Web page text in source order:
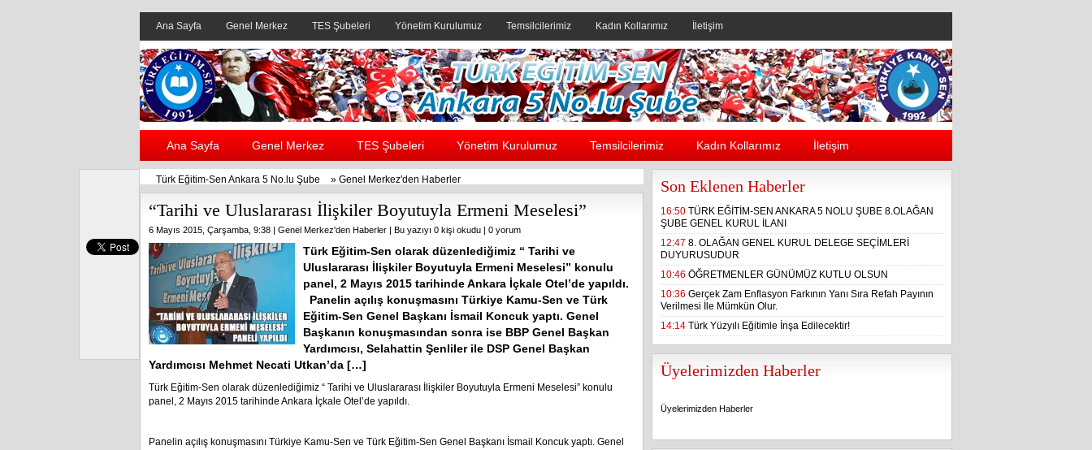
Ana Sayfa Genel Merkez TES Şubeleri Yönetim Kurulumuz Temsilcilerimiz Kadın Kollarımız İletişim
Header yanı reklam alanı
Ana Sayfa Genel Merkez TES Şubeleri Yönetim Kurulumuz Temsilcilerimiz Kadın Kollarımız İletişim
Türk Eğitim-Sen Ankara 5 No.lu Şube » Genel Merkez'den Haberler
“Tarihi ve Uluslararası İlişkiler Boyutuyla Ermeni Meselesi”
6 Mayıs 2015, Çarşamba, 9:38 | Genel Merkez'den Haberler | Bu yazıyı 0 kişi okudu | 0 yorum
Türk Eğitim-Sen olarak düzenlediğimiz “ Tarihi ve
Uluslararası İlişkiler Boyutuyla Ermeni Meselesi” konulu
panel, 2 Mayıs 2015 tarihinde Ankara İçkale Otel’de yapıldı.
Panelin açılış konuşmasını Türkiye Kamu-Sen ve Türk
Eğitim-Sen Genel Başkanı İsmail Koncuk yaptı. Genel
Başkanın konuşmasından sonra ise BBP Genel Başkan
Yardımcısı, Selahattin Şenliler ile DSP Genel Başkan
Yardımcısı Mehmet Necati Utkan’da […]
Türk Eğitim-Sen olarak düzenlediğimiz “ Tarihi ve Uluslararası İlişkiler Boyutuyla Ermeni Meselesi” konulu
panel, 2 Mayıs 2015 tarihinde Ankara İçkale Otel’de yapıldı.
Panelin açılış konuşmasını Türkiye Kamu-Sen ve Türk Eğitim-Sen Genel Başkanı İsmail Koncuk yaptı. Genel
Son Eklenen Haberler
16:50 TÜRK EĞİTİM-SEN ANKARA 5 NOLU ŞUBE 8.OLAĞAN
ŞUBE GENEL KURUL İLANI
12:47 8. OLAĞAN GENEL KURUL DELEGE SEÇİMLERİ
DUYURUSUDUR
10:46 ÖĞRETMENLER GÜNÜMÜZ KUTLU OLSUN
10:36 Gerçek Zam Enflasyon Farkının Yanı Sıra Refah Payının
Verilmesi İle Mümkün Olur.
14:14 Türk Yüzyılı Eğitimle İnşa Edilecektir!
Üyelerimizden Haberler
Üyelerimizden Haberler